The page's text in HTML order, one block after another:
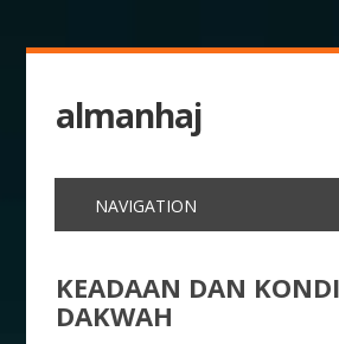
almanhaj
KEADAAN DAN
DAKWAH